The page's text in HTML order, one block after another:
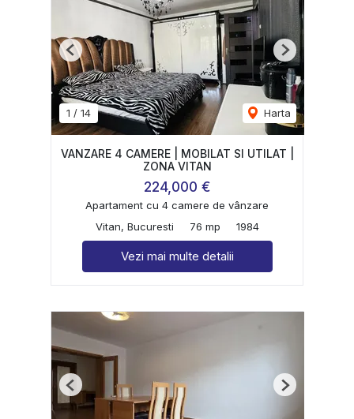
1 / 14 Harta
Previous Next
VANZARE 4 CAMERE | MOBILAT SI UTILAT |
ZONA VITAN
224,000 €
Apartament cu 4 camere de vânzare
Vitan, Bucuresti
76 mp 1984
Vezi mai multe detalii
Previous Next